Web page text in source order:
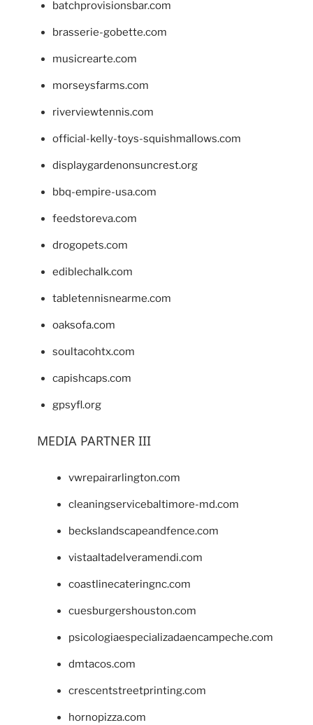
batchprovisionsbar.com
brasserie-gobette.com
musicrearte.com
morseysfarms.com
riverviewtennis.com
official-kelly-toys-squishmallows.com
displaygardenonsuncrest.org
bbq-empire-usa.com
feedstoreva.com
drogopets.com
ediblechalk.com
tabletennisnearme.com
oaksofa.com
soultacohtx.com
capishcaps.com
gpsyfl.org
MEDIA PARTNER III
vwrepairarlington.com
cleaningservicebaltimore-md.com
beckslandscapeandfence.com
vistaaltadelveramendi.com
coastlinecateringnc.com
cuesburgershouston.com
psicologiaespecializadaencampeche.com
dmtacos.com
crescentstreetprinting.com
hornopizza.com